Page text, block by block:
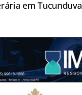
em Tucunduva